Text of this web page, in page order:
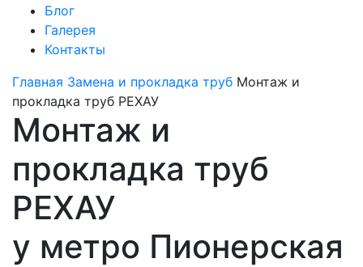
Блог
Галерея
Контакты
Главная Замена и прокладка труб Монтаж и
прокладка труб РЕХАУ
Монтаж и
прокладка труб
РЕХАУ
у метро Пионерская